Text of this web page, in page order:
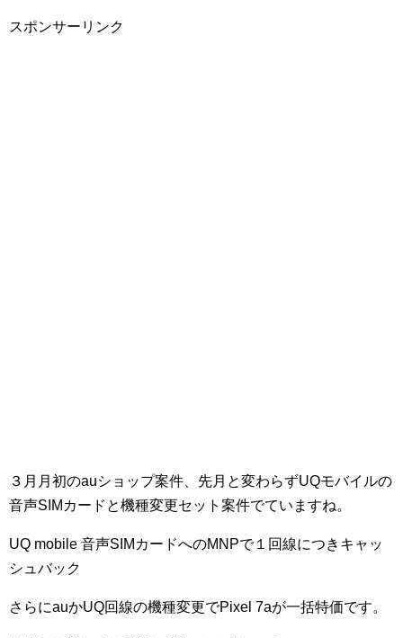
スポンサーリンク
３月月初のauショップ案件、先月と変わらずUQモバイルの
音声SIMカードと機種変更セット案件でていますね。
UQ mobile 音声SIMカードへのMNPで１回線につきキャッ
シュバック
さらにauかUQ回線の機種変更でPixel 7aが一括特価です。